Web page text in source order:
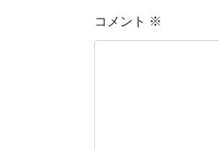
コメント ※